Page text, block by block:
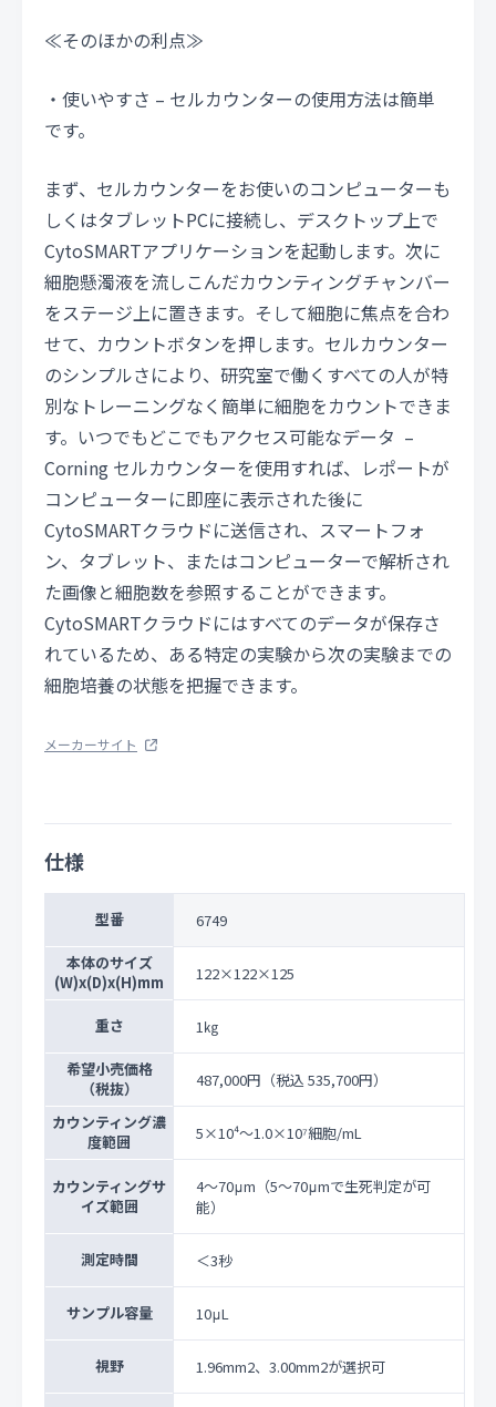
≪そのほかの利点≫
・使いやすさ – セルカウンターの使用方法は簡単
です。
まず、セルカウンターをお使いのコンピューターも
しくはタブレットPCに接続し、デスクトップ上で
CytoSMARTアプリケーションを起動します。次に
細胞懸濁液を流しこんだカウンティングチャンバー
をステージ上に置きます。そして細胞に焦点を合わ
せて、カウントボタンを押します。セルカウンター
のシンプルさにより、研究室で働くすべての人が特
別なトレーニングなく簡単に細胞をカウントできま
す。いつでもどこでもアクセス可能なデータ –
Corning セルカウンターを使用すれば、レポートが
コンピューターに即座に表示された後に
CytoSMARTクラウドに送信され、スマートフォ
ン、タブレット、またはコンピューターで解析され
た画像と細胞数を参照することができます。
CytoSMARTクラウドにはすべてのデータが保存さ
れているため、ある特定の実験から次の実験までの
細胞培養の状態を把握できます。
メーカーサイト
仕様
型番
6749
本体のサイズ
(W)x(D)x(H)mm
122×122×125
重さ
1㎏
希望小売価格
（税抜）
487,000円 （税込 535,700円）
カウンティング濃
度範囲
5×10⁴～1.0×10⁷細胞/mL
カウンティングサ
イズ範囲
4～70μm（5～70μmで生死判定が可
能）
測定時間 ＜3秒
サンプル容量 10μL
視野 1.96mm2、3.00mm2が選択可